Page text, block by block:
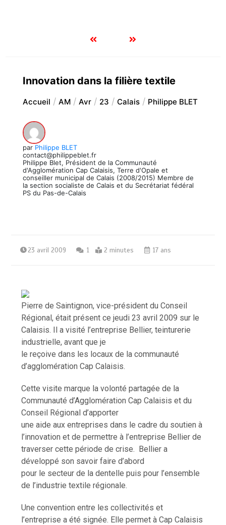
Innovation dans la filière textile
Accueil AM Avr 23 Calais Philippe BLET
par Philippe BLET
contact@philippeblet.fr
Philippe Blet, Président de la Communauté
d'Agglomération Cap Calaisis, Terre d'Opale et
conseiller municipal de Calais (2008/2015) Membre de
la section socialiste de Calais et du Secrétariat fédéral
PS du Pas-de-Calais
23 avril 2009 1 2 minutes 17 ans
Pierre de Saintignon, vice-président du Conseil
Régional, était présent ce jeudi 23 avril 2009 sur le
Calaisis. Il a visité l’entreprise Bellier, teinturerie
industrielle, avant que je
le reçoive dans les locaux de la communauté
d’agglomération Cap Calaisis.
Cette visite marque la volonté partagée de la
Communauté d’Agglomération Cap Calaisis et du
Conseil Régional d’apporter
une aide aux entreprises dans le cadre du soutien à
l’innovation et de permettre à l’entreprise Bellier de
traverser cette période de crise. Bellier a
développé son savoir faire d’abord
pour le secteur de la dentelle puis pour l’ensemble
de l’industrie textile régionale.
Une convention entre les collectivités et
l’entreprise a été signée. Elle permet à Cap Calaisis